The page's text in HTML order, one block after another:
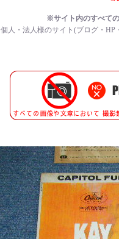
※サイト内のすべて
個人・法人様のサイト(ブログ・